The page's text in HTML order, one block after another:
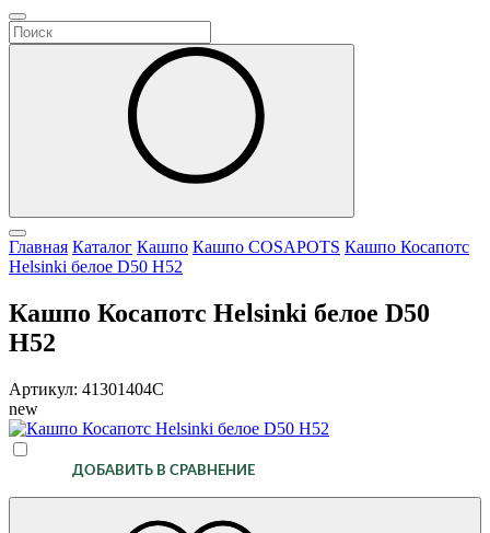
Главная Каталог Кашпо Кашпо COSAPOTS Кашпо Косапотс
Helsinki белое D50 H52
Кашпо Косапотс Helsinki белое D50
H52
Артикул: 41301404C
new
ДОБАВИТЬ В СРАВНЕНИЕ